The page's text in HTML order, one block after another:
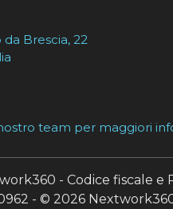
Brescia, 22
team per maggiori
- Codice fiscale e
- © 2026